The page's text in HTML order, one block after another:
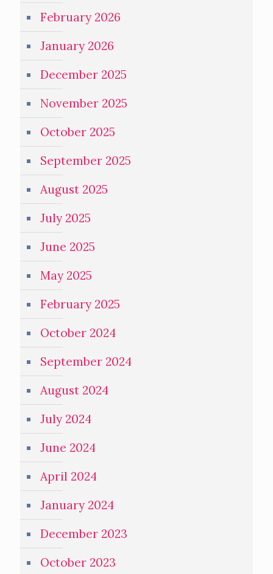
February 2026
January 2026
December 2025
November 2025
October 2025
September 2025
August 2025
July 2025
June 2025
May 2025
February 2025
October 2024
September 2024
August 2024
July 2024
June 2024
April 2024
January 2024
December 2023
October 2023